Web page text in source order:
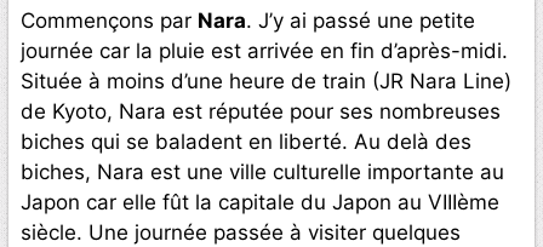
Commençons par Nara. J’y ai passé une petite
journée car la pluie est arrivée en fin d’après-midi.
Située à moins d’une heure de train (JR Nara Line)
de Kyoto, Nara est réputée pour ses nombreuses
biches qui se baladent en liberté. Au delà des
biches, Nara est une ville culturelle importante au
Japon car elle fût la capitale du Japon au VIIIème
siècle. Une journée passée à visiter quelques